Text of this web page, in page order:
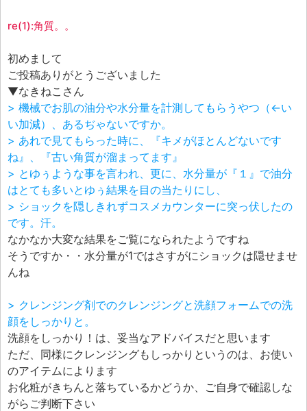
re(1):角質。。
初めまして
ご投稿ありがとうございました
▼なきねこさん
> 機械でお肌の油分や水分量を計測してもらうやつ（←い
い加減）、あるぢゃないですか。
> あれで見てもらった時に、『キメがほとんどないです
ね』、『古い角質が溜まってます』
> とゆぅような事を言われ、更に、水分量が『１』で油分
はとても多いとゆぅ結果を目の当たりにし、
> ショックを隠しきれずコスメカウンターに突っ伏したの
です。汗。
なかなか大変な結果をご覧になられたようですね
そうですか・・水分量が1ではさすがにショックは隠せませ
んね
> クレンジング剤でのクレンジングと洗顔フォームでの洗
顔をしっかりと。
洗顔をしっかり！は、妥当なアドバイスだと思います
ただ、同様にクレンジングもしっかりというのは、お使い
のアイテムによります
お化粧がきちんと落ちているかどうか、ご自身で確認しな
がらご判断下さい